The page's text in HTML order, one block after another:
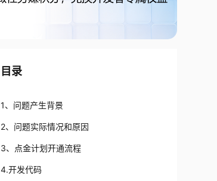
目录
1、问题产生背景
2、问题实际情况和原因
3、点金计划开通流程
4.开发代码